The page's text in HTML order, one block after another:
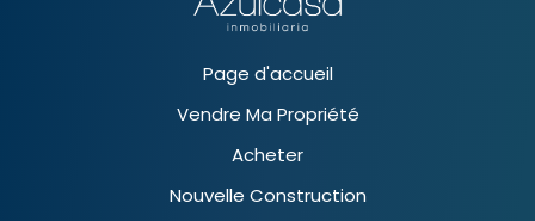
Page d'accueil
Vendre Ma Propriété
Acheter
Nouvelle Construction